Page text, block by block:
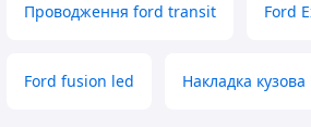
Проводження ford transit Ford
Ford fusion led Накладка кузова